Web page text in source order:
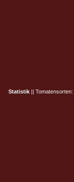
Statistik|| Tomatensorten: